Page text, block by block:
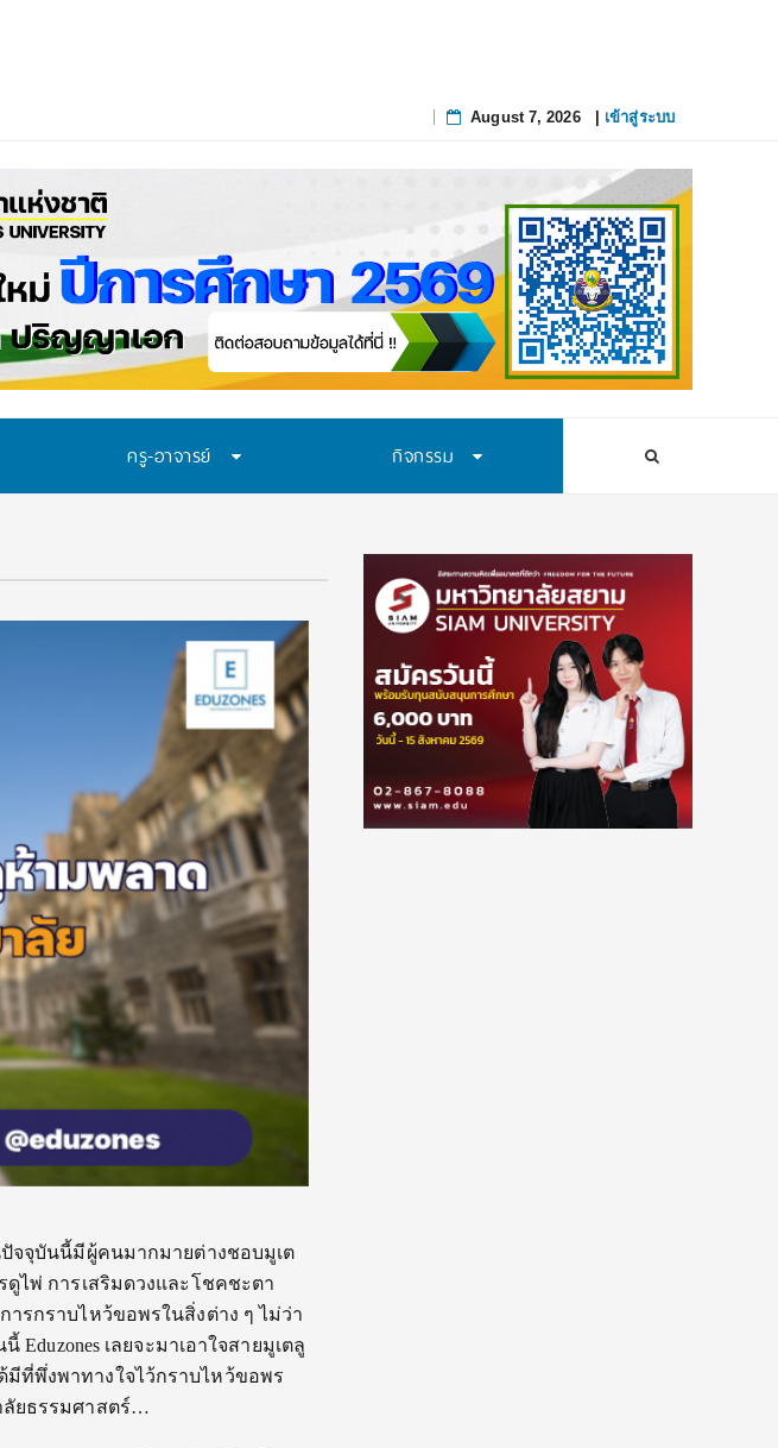
August 7, 2026| เข้าสู่ระบบ
ครู-อาจารย์ กิจกรรม
บันนี้มีผู้คนมากมายต่างชอบมูเต
ดูไพ่ การเสริมดวงและโชคชะตา
ารกราบไหว้ขอพรในสิ่งต่าง ๆ ไม่ว่า
Eduzones เลยจะมาเอาใจสายมูเตลู
ที่พึ่งพาทางใจไว้กราบไหว้ขอพร
ลัยธรรมศาสตร์…